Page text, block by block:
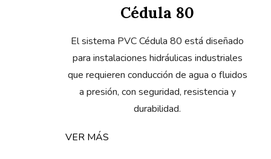
Cédula 80
El sistema PVC Cédula 80 está diseñado
para instalaciones hidráulicas industriales
que requieren conducción de agua o fluidos
a presión, con seguridad, resistencia y
durabilidad.
VER MÁS